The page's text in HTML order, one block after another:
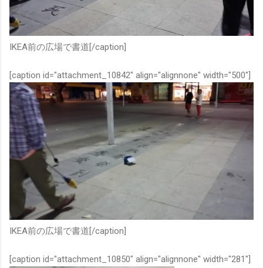
IKEA前の広場で書道[/caption]
[caption id="attachment_10842" align="alignnone" width="500"]
IKEA前の広場で書道[/caption]
[caption id="attachment_10850" align="alignnone" width="281"]